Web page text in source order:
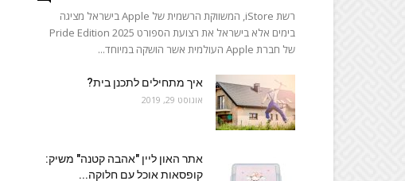
רשת iStore, המשווקת הרשמית של Apple בישראל מציגה
בימים אלא בישראל את רצועת הספורט Pride Edition 2025
של חברת Apple העולמית אשר הושקה במיוחד...
איך מתחילים לתכנן בית?
אוגוסט 29, 2019
אתר האון ליין "אהבה קטנה" משיק:
קופסאות אוכל עם חלוקה...